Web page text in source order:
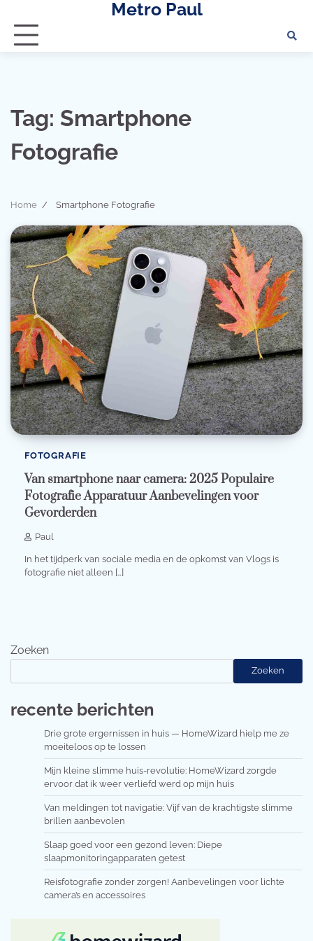
content
Metro Paul
Tag: Smartphone
Fotografie
Home Smartphone Fotografie
FOTOGRAFIE
Van smartphone naar camera: 2025 Populaire
Fotografie Apparatuur Aanbevelingen voor
Gevorderden
Paul
In het tijdperk van sociale media en de opkomst van Vlogs is
fotografie niet alleen […]
Zoeken
Zoeken
recente berichten
Drie grote ergernissen in huis — HomeWizard hielp me ze
moeiteloos op te lossen
Mijn kleine slimme huis-revolutie: HomeWizard zorgde
ervoor dat ik weer verliefd werd op mijn huis
Van meldingen tot navigatie: Vijf van de krachtigste slimme
brillen aanbevolen
Slaap goed voor een gezond leven: Diepe
slaapmonitoringapparaten getest
Reisfotografie zonder zorgen! Aanbevelingen voor lichte
camera’s en accessoires